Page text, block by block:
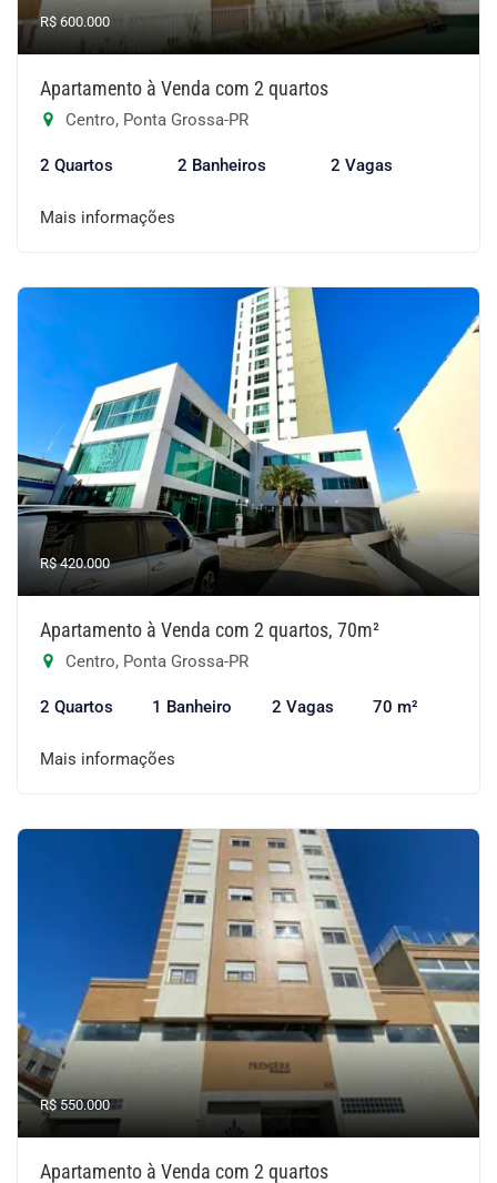
R$ 600.000
Apartamento à Venda com 2 quartos
Centro, Ponta Grossa-PR
2 Quartos 2 Banheiros 2 Vagas
Mais informações
R$ 420.000
Apartamento à Venda com 2 quartos, 70m²
Centro, Ponta Grossa-PR
2 Quartos 1 Banheiro 2 Vagas 70 m²
Mais informações
R$ 550.000
Apartamento à Venda com 2 quartos